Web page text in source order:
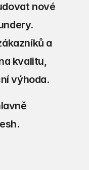
nové
a
kvalitu,
výhoda.